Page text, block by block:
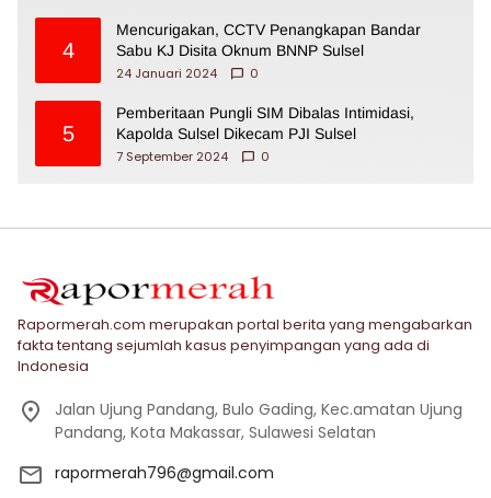
4
Mencurigakan, CCTV Penangkapan Bandar
Sabu KJ Disita Oknum BNNP Sulsel
24 Januari 2024
0
5
Pemberitaan Pungli SIM Dibalas Intimidasi,
Kapolda Sulsel Dikecam PJI Sulsel
7 September 2024
0
Rapormerah.com merupakan portal berita yang mengabarkan
fakta tentang sejumlah kasus penyimpangan yang ada di
Indonesia
Jalan Ujung Pandang, Bulo Gading, Kec.amatan Ujung
Pandang, Kota Makassar, Sulawesi Selatan
rapormerah796@gmail.com